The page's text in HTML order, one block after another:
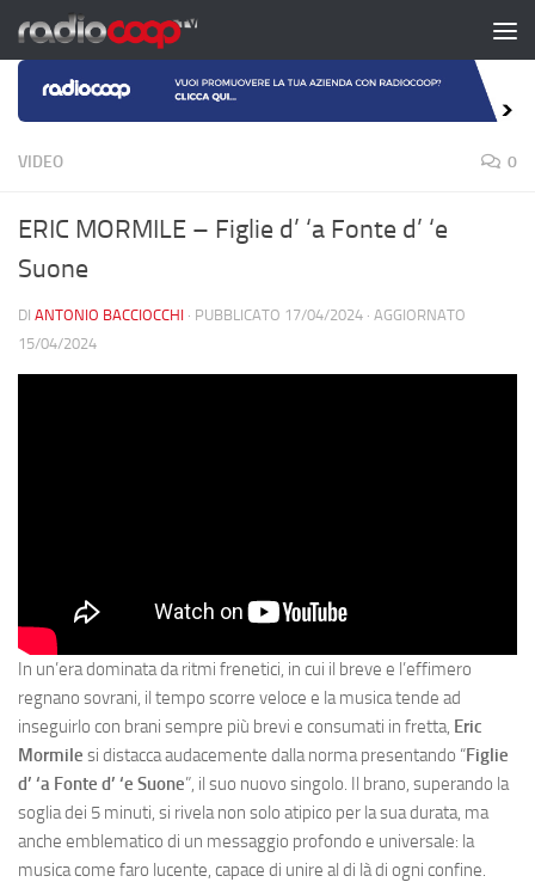
Salta al contenuto
VIDEO 0
ERIC MORMILE – Figlie d’ ‘a Fonte d’ ‘e
Suone
DI ANTONIO BACCIOCCHI · PUBBLICATO 17/04/2024 · AGGIORNATO
15/04/2024
In un’era dominata da ritmi frenetici, in cui il breve e l’effimero
regnano sovrani, il tempo scorre veloce e la musica tende ad
inseguirlo con brani sempre più brevi e consumati in fretta, Eric
Mormile si distacca audacemente dalla norma presentando “Figlie
d’ ‘a Fonte d’ ‘e Suone”, il suo nuovo singolo. Il brano, superando la
soglia dei 5 minuti, si rivela non solo atipico per la sua durata, ma
anche emblematico di un messaggio profondo e universale: la
musica come faro lucente, capace di unire al di là di ogni confine.